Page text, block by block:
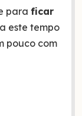
para ficar
este tempo
pouco com